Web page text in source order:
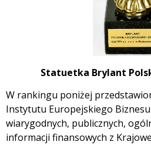
Statuetka Brylant
W rankingu poniżej
Instytutu Europejskiego
wiarygodnych, publicznych,
informacji finansowych z